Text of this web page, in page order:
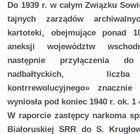
Do 1939 r. w całym Związku
tajnych zarządów
kartoteki, obejmujące ponad
aneksji województw
następnie przyłączenia
nadbałtyckich,
kontrrewolucyjnego» znacznie
wyniosła pod koniec 1940 r. ok.
W raporcie zastępcy narkoma
Białoruskiej SRR do S.